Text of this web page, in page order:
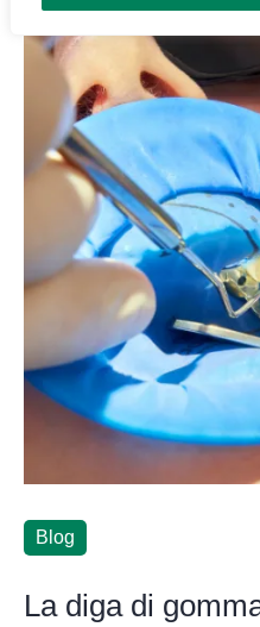
Blog
La diga di